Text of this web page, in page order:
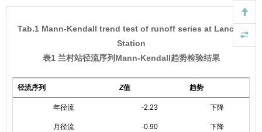
Tab.1 Mann-Kendall trend test of runoff series at Lancun
Station
表1 兰村站径流序列Mann-Kendall趋势检验结果
径流序列 Z值 趋势
年径流 -2.23 下降
月径流 -0.90 下降